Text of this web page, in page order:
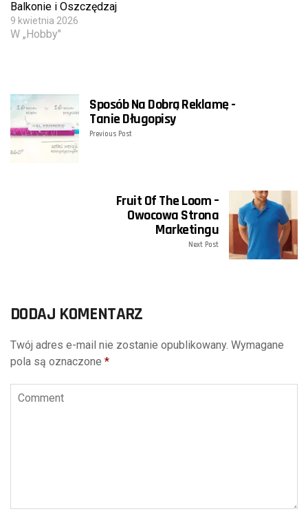
Balkonie i Oszczędzaj
9 kwietnia 2026
W „Hobby"
Sposób Na Dobrą Reklamę -
Tanie Długopisy
Previous Post
Fruit Of The Loom –
Owocowa Strona
Marketingu
Next Post
DODAJ KOMENTARZ
Twój adres e-mail nie zostanie opublikowany. Wymagane
pola są oznaczone *